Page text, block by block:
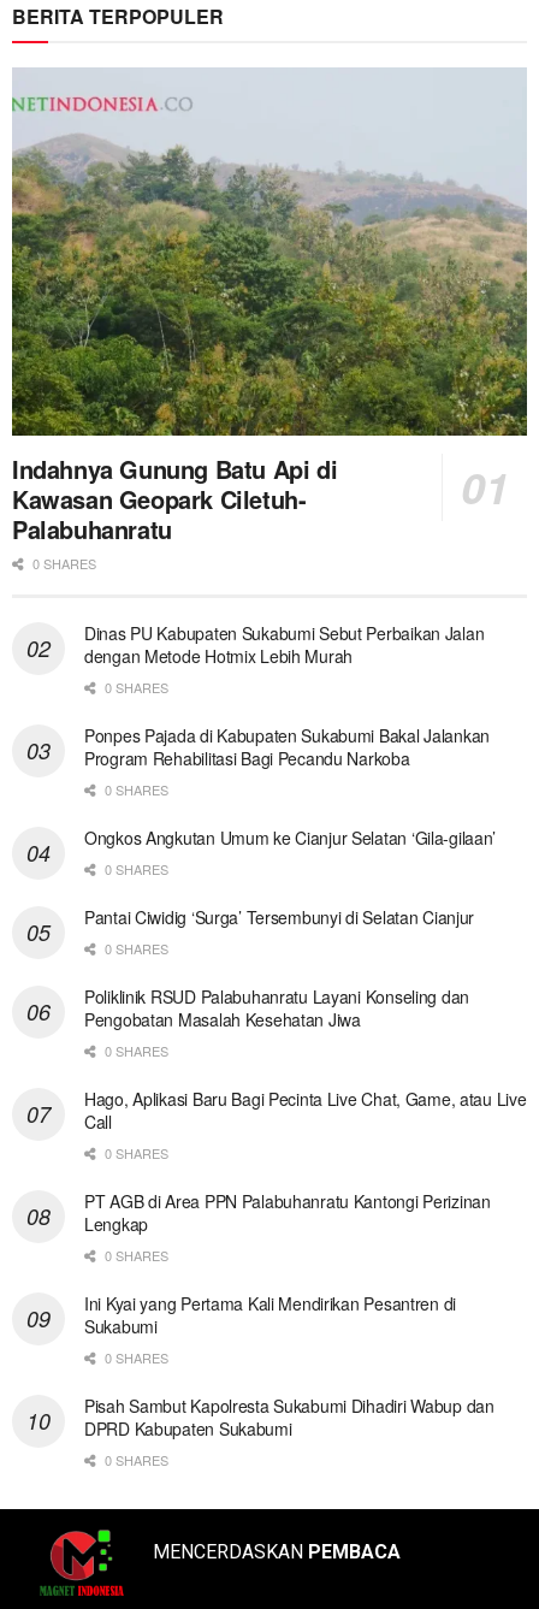
BERITA TERPOPULER
Indahnya Gunung Batu Api di
Kawasan Geopark Ciletuh-
Palabuhanratu
0 SHARES
Dinas PU Kabupaten Sukabumi Sebut Perbaikan Jalan
dengan Metode Hotmix Lebih Murah
0 SHARES
Ponpes Pajada di Kabupaten Sukabumi Bakal Jalankan
Program Rehabilitasi Bagi Pecandu Narkoba
0 SHARES
Ongkos Angkutan Umum ke Cianjur Selatan ‘Gila-gilaan’
0 SHARES
Pantai Ciwidig ‘Surga’ Tersembunyi di Selatan Cianjur
0 SHARES
Poliklinik RSUD Palabuhanratu Layani Konseling dan
Pengobatan Masalah Kesehatan Jiwa
0 SHARES
Hago, Aplikasi Baru Bagi Pecinta Live Chat, Game, atau Live
Call
0 SHARES
PT AGB di Area PPN Palabuhanratu Kantongi Perizinan
Lengkap
0 SHARES
Ini Kyai yang Pertama Kali Mendirikan Pesantren di
Sukabumi
0 SHARES
Pisah Sambut Kapolresta Sukabumi Dihadiri Wabup dan
DPRD Kabupaten Sukabumi
0 SHARES
MENCERDASKAN PEMBACA